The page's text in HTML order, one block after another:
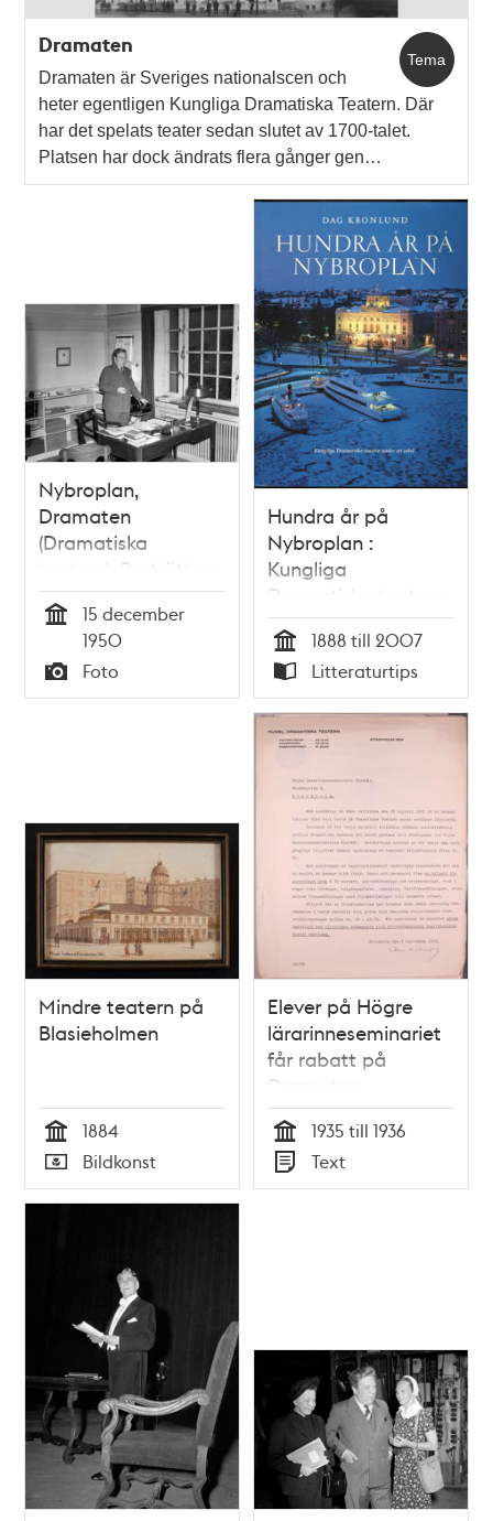
Tema
Dramaten
Dramaten är Sveriges nationalscen och
heter egentligen Kungliga Dramatiska Teatern. Där
har det spelats teater sedan slutet av 1700-talet.
Platsen har dock ändrats flera gånger gen…
Nybroplan,
Dramaten
(Dramatiska
teatern). Porträtt av
avgående
Dramatenchefen
Ragnar Josephson.
(Josephson var chef
för Dramatiska
15 december
1950
Typ
Foto
Hundra år på
Nybroplan :
Kungliga
Dramatiska teatern
under ett sekel /
Dag Kronlund
Tid
1888 till 2007
Typ
Litteraturtips
Mindre teatern på
Blasieholmen
Tid
1884
Typ
Bildkonst
Elever på Högre
lärarinneseminariet
får rabatt på
Dramaten
Tid
1935 till 1936
Typ
Text